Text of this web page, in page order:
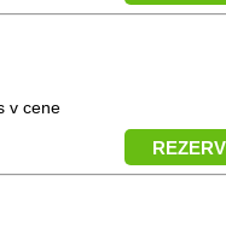
v cene